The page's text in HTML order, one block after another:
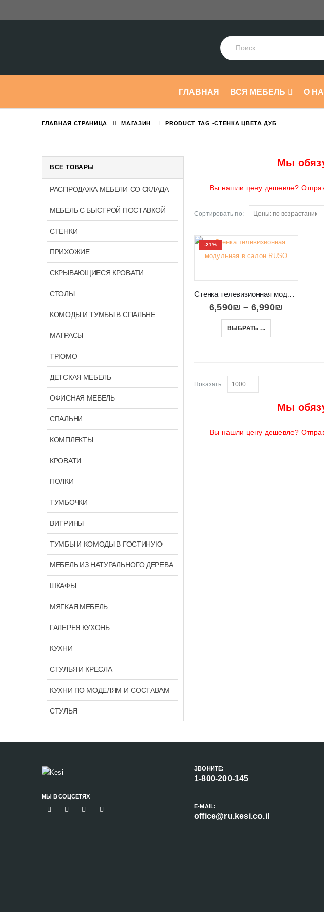
ГЛАВНАЯ ВСЯ МЕБЕЛЬ О
ГЛАВНАЯ СТРАНИЦА МАГАЗИН PRODUCT TAG -СТЕНКА ЦВЕТА ДУБ
Мы
Вы нашли цену дешевле?
Сортировать по:
-21%
Стенка телевизионная модульная в салон RUSO
6,590₪ – 6,990₪
ВЫБРАТЬ ...
Показать:
Мы
Вы нашли цену дешевле?
ВСЕ ТОВАРЫ
РАСПРОДАЖА МЕБЕЛИ СО СКЛАДА
МЕБЕЛЬ С БЫСТРОЙ ПОСТАВКОЙ
СТЕНКИ
ПРИХОЖИЕ
СКРЫВАЮЩИЕСЯ КРОВАТИ
СТОЛЫ
КОМОДЫ И ТУМБЫ В СПАЛЬНЕ
МАТРАСЫ
ТРЮМО
ДЕТСКАЯ МЕБЕЛЬ
ОФИСНАЯ МЕБЕЛЬ
СПАЛЬНИ
КОМПЛЕКТЫ
КРОВАТИ
ПОЛКИ
ТУМБОЧКИ
ВИТРИНЫ
ТУМБЫ И КОМОДЫ В ГОСТИНУЮ
МЕБЕЛЬ ИЗ НАТУРАЛЬНОГО ДЕРЕВА
ШКАФЫ
МЯГКАЯ МЕБЕЛЬ
ГАЛЕРЕЯ КУХОНЬ
КУХНИ
СТУЛЬЯ И КРЕСЛА
КУХНИ ПО МОДЕЛЯМ И СОСТАВАМ
СТУЛЬЯ
МЫ В СОЦСЕТЯХ
ЗВОНИТЕ:
1-800-200-145
E-MAIL:
office@ru.kesi.co.il